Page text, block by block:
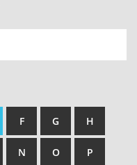
F G H
N O P